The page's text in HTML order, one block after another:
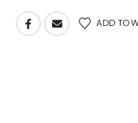
ADD TO